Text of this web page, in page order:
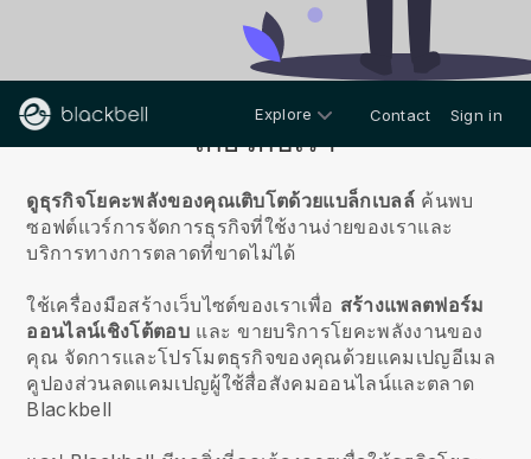
Explore Contact Sign in
เกี่ยวกับเรา
ดูธุรกิจโยคะพลังของคุณเติบโตด้วยแบล็กเบลล์ ค้นพบ
ซอฟต์แวร์การจัดการธุรกิจที่ใช้งานง่ายของเราและ
บริการทางการตลาดที่ขาดไม่ได้
ใช้เครื่องมือสร้างเว็บไซต์ของเราเพื่อ สร้างแพลตฟอร์ม
ออนไลน์เชิงโต้ตอบและขายบริการโยคะพลังงานของ
คุณ จัดการและโปรโมตธุรกิจของคุณด้วยแคมเปญอีเมล
คูปองส่วนลดแคมเปญผู้ใช้สื่อสังคมออนไลน์และตลาด
Blackbell